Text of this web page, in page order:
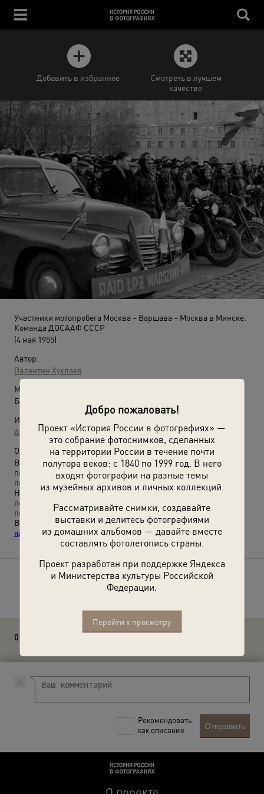
Добро пожаловать!
Проект «История России в фотографиях» —
это собрание фотоснимков, сделанных
на территории России в течение почти
полутора веков: с 1840 по 1999 год. В него
входят фотографии на разные темы
из музейных архивов и личных коллекций.
Рассматривайте снимки, создавайте
выставки и делитесь фотографиями
из домашних альбомов — давайте вместе
составлять фотолетопись страны.
Проект разработан при поддержке Яндекса
и Министерства культуры Российской
Федерации.
Перейти к просмотру
Добавить в избранное
Смотреть в лучшем
качестве
Участники мотопробега Москва – Варшава – Москва в Минске.
Команда ДОСААФ СССР
(4 мая 1955)
Автор:
Валентин Хухлаев
Место съемки:
Белорусская СССР, г. Минск
Источники:
Архив Валентина Хухлаева / © Галерея Люмьер
О фотографии:
Встречный мотопробег Дружбы, посвященный десятилетию
подписания Договора о дружбе, взаимной помощи и
послевоенном сотрудничестве между СССР и ПНР (Польская
Народная Республика – официальное название Польши в
период с 1952 по 1989 год). Состоялся в апреле-мае 1955 года
по маршруту Москва – Варшава – Москва.
Выставки
«Советская Беларусь: "Пралетарыі ўсіх краін,
яднайцеся!"»,«Минск»с этой фотографией.
Расскажите друзьям об этом фото
0 комментариев
Рекомендовать
как описание
Отправить